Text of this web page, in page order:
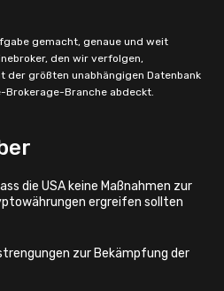
gemacht, genaue und weit
den wir verfolgen,
der größten unabhängigen Datenbank
Brokerage-Branche abdeckt.
die USA keine Maßnahmen zur
ergreifen sollten
zur Bekämpfung der